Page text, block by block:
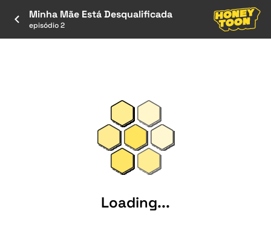
Minha Mãe Está Desqualificada
episódio 2
Loading...